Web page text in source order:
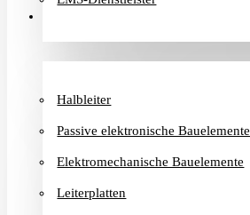
Halbleiter
Passive elektronische Bauelemente
Elektromechanische Bauelemente
Leiterplatten